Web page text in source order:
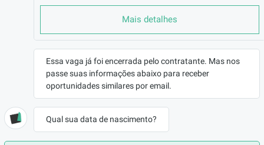
para os nossos clientes, e nos especializamos
no desenvolvimento direto gerencial e
estratégico dos escritórios de advocacia e
empresas, utilizando a tecnologia como uma
das ferramentas para a nossa consultoria
promover na entidade ganho de escala e
Hoje temos em torno de 15 colaboradores e
buscamos expandir cada vez mais nossa
atuação no Brasil, para saber mais, acesse
Mais detalhes
Essa vaga já foi encerrada pelo contratante. Mas nos
passe suas informações abaixo para receber
oportunidades similares por email.
Qual sua data de nascimento?